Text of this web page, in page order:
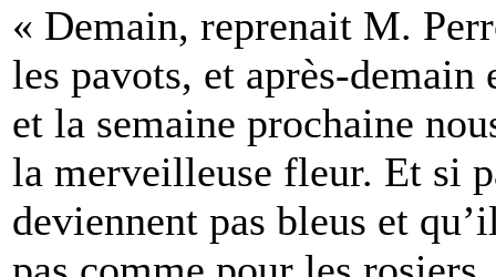
« Demain, reprenait M.
les pavots, et après-demain
et la semaine prochaine
la merveilleuse fleur. Et si
deviennent pas bleus et